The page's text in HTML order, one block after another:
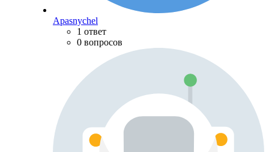
Apasnychel
1 ответ
0 вопросов